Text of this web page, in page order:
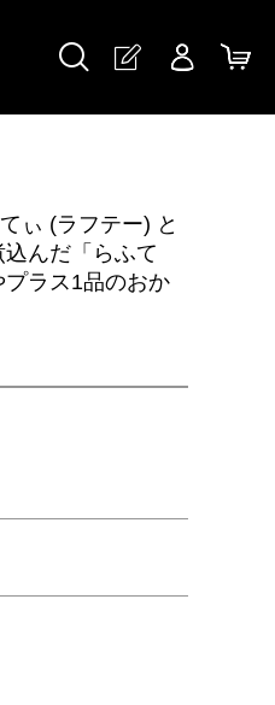
ぃ (ラフテー) と
んだ「らふて
ラス1品のおか